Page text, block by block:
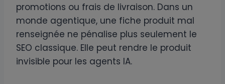
promotions ou frais de livraison. Dans un
monde agentique, une fiche produit mal
renseignée ne pénalise plus seulement le
SEO classique. Elle peut rendre le produit
invisible pour les agents IA.